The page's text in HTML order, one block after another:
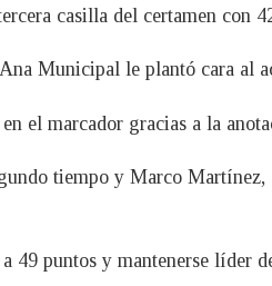
casilla del certamen con
Municipal le plantó cara
el marcador gracias a la
tiempo y Marco
49 puntos y mantenerse líder